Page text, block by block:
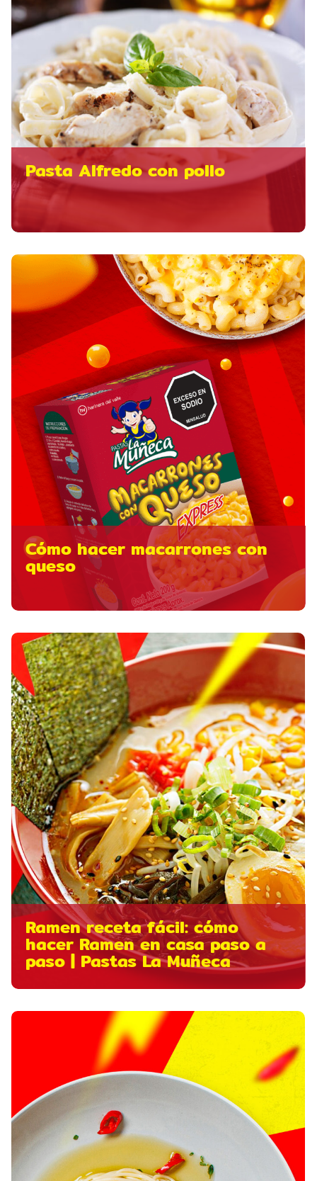
Pasta Alfredo con pollo
Cómo hacer macarrones con
queso
Ramen receta fácil: cómo
hacer Ramen en casa paso a
paso | Pastas La Muñeca